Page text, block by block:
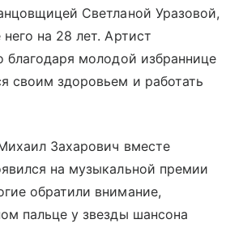
Светланой Уразовой,
на 28 лет. Артист
благодаря молодой избраннице
своим здоровьем и работать
Захарович вместе
на музыкальной премии
обратили внимание,
пальце у звезды шансона